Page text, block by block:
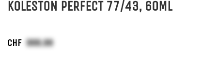
KOLESTON PERFECT 77/43, 60ML
CHF